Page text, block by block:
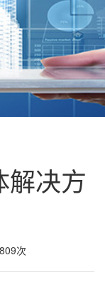
解决方
次